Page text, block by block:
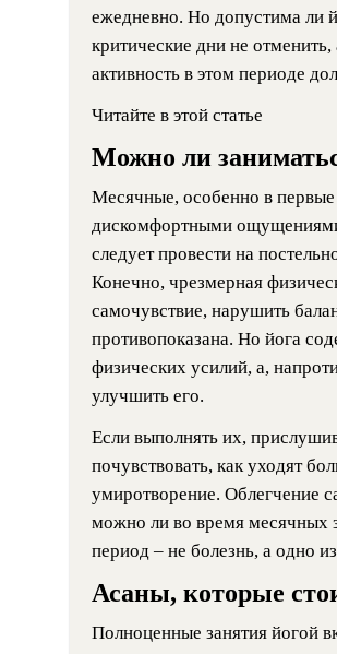
ежедневно. Но допустима ли
критические дни не
активность в этом периоде
Читайте в этой статье
Можно ли
Месячные, особенно в
дискомфортными
следует провести на
Конечно, чрезмерная
самочувствие, нарушить
противопоказана. Но йога
физических усилий, а,
улучшить его.
Если выполнять их,
почувствовать, как уходят
умиротворение. Облегчение
можно ли во время месячных
период – не болезнь, а одно
Асаны, которые
Полноценные занятия йогой